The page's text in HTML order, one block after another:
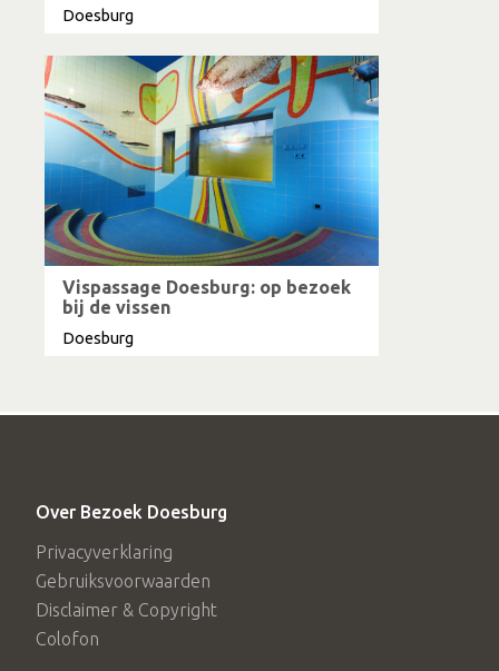
Doesburg
Vispassage Doesburg: op bezoek
bij de vissen
Doesburg
Over Bezoek Doesburg
Privacyverklaring
Gebruiksvoorwaarden
Disclaimer & Copyright
Colofon